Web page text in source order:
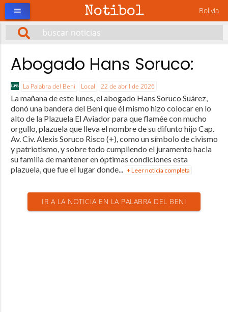
Notibol Bolivia
menu
Abogado Hans Soruco:
La Palabra del Beni Local 22 de abril de 2026
La mañana de este lunes, el abogado Hans Soruco Suárez,
donó una bandera del Beni que él mismo hizo colocar en lo
alto de la Plazuela El Aviador para que flamée con mucho
orgullo, plazuela que lleva el nombre de su difunto hijo Cap.
Av. Civ. Alexis Soruco Risco (+), como un símbolo de civismo
y patriotismo, y sobre todo cumpliendo el juramento hacia
su familia de mantener en óptimas condiciones esta
plazuela, que fue el lugar donde... + Leer noticia completa
IR A LA NOTICIA EN LA PALABRA DEL BENI